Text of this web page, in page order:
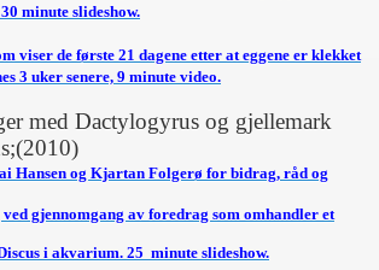
minute slideshow.
viser de første 21 dagene etter at eggene er klekket
3 uker senere, 9 minute video.
med Dactylogyrus og gjellemark
Hansen og Kjartan Folgerø for bidrag, råd og
gjennomgang av foredrag som omhandler et
i akvarium. 25 minute slideshow.